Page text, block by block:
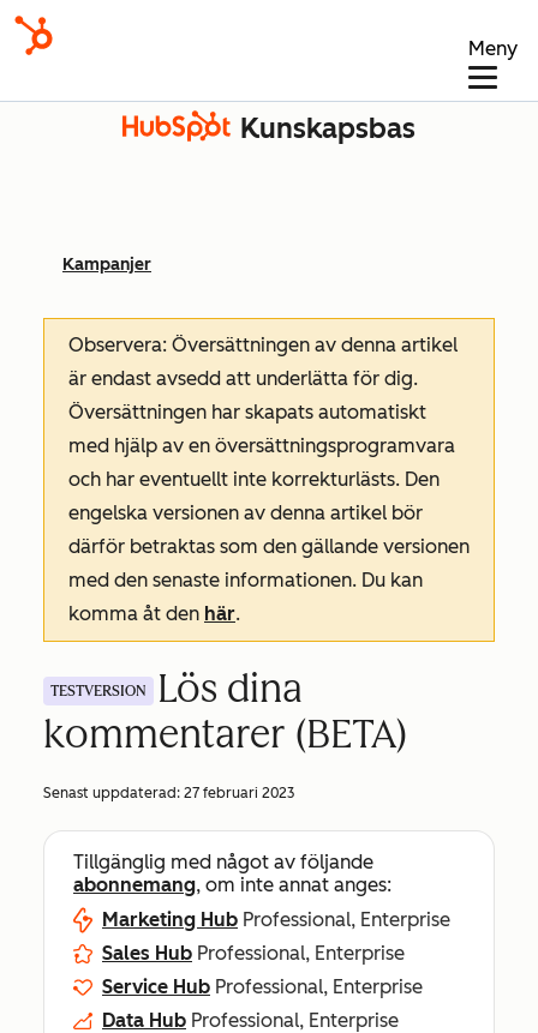
Meny
Kunskapsbas
Kampanjer
Observera: Översättningen av denna artikel
är endast avsedd att underlätta för dig.
Översättningen har skapats automatiskt
med hjälp av en översättningsprogramvara
och har eventuellt inte korrekturlästs. Den
engelska versionen av denna artikel bör
därför betraktas som den gällande versionen
med den senaste informationen. Du kan
komma åt den här.
TESTVERSION
Lös dina
kommentarer (BETA)
Senast uppdaterad: 27 februari 2023
Tillgänglig med något av följande
abonnemang, om inte annat anges:
Marketing Hub Professional, Enterprise
Sales Hub Professional, Enterprise
Service Hub Professional, Enterprise
Data Hub Professional, Enterprise